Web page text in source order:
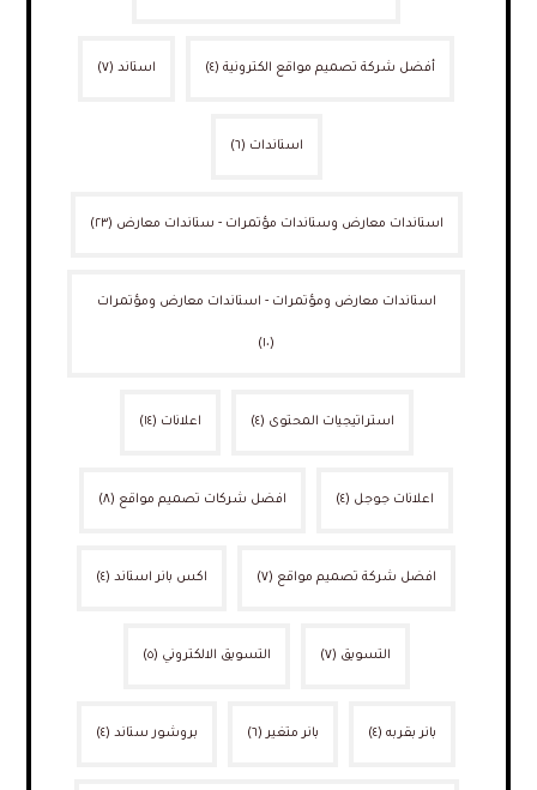
أفضل شركة تصميم مواقع الكترونية (٤) استاند (٧)
استاندات (٦)
استاندات معارض وستاندات مؤتمرات - ستاندات معارض (٢٣)
استاندات معارض ومؤتمرات - استاندات معارض ومؤتمرات
(١٠)
استراتيجيات المحتوى (٤) اعلانات (١٤)
اعلانات جوجل (٤) افضل شركات تصميم مواقع (٨)
افضل شركة تصميم مواقع (٧) اكس بانر استاند (٤)
التسويق (٧) التسويق الالكتروني (٥)
بانر بقربه (٤) بانر متغير (٦) بروشور ستاند (٤)